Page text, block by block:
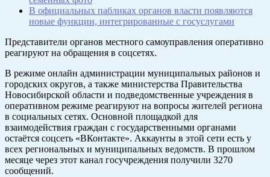
В официальных пабликах органов власти появляются
новые функции, интегрированные с госуслугами
Представители органов местного самоуправления оперативно
реагируют на обращения в соцсетях.
В режиме онлайн администрации муниципальных районов и
городских округов, а также министерства Правительства
Новосибирской области и подведомственные учреждения в
оперативном режиме реагируют на вопросы жителей региона
в социальных сетях. Основной площадкой для
взаимодействия граждан с государственными органами
остаётся соцсеть «ВКонтакте». Аккаунты в этой сети есть у
всех региональных и муниципальных ведомств. В прошлом
месяце через этот канал госучреждения получили 3270
сообщений.